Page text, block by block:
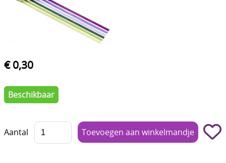
Papier - karton - enveloppen
Kaarten maken - Scrapbook
Verf en Co°
Bullet Journalling
Haken - Vilt
€ 0,30
Beschikbaar
Aantal